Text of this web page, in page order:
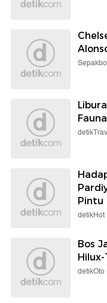
Pintu
detikHot
Bos
detikOto